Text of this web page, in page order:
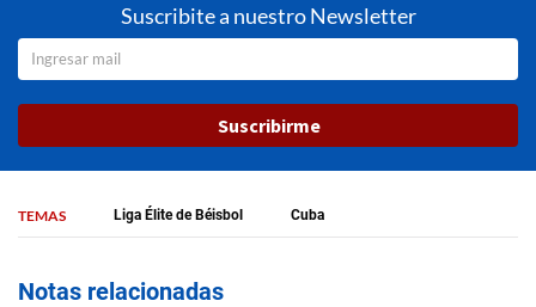
Suscribite a nuestro Newsletter
Suscribirme
TEMAS Liga Élite de Béisbol Cuba
Notas relacionadas